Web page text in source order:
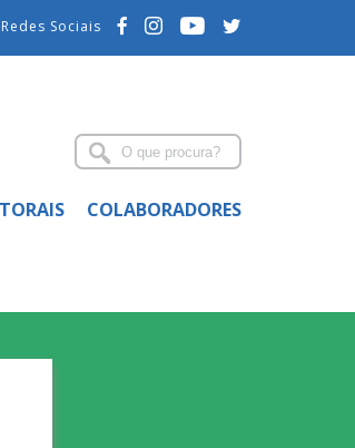
Sociais
COLABORADORES